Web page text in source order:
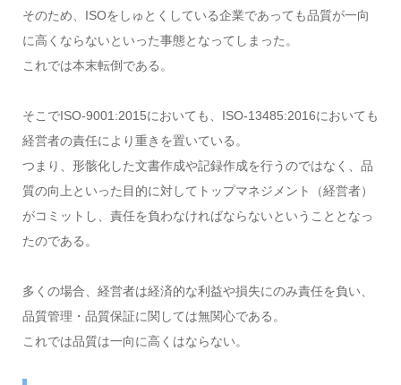
そのため、ISOをしゅとくしている企業であっても品質が一向
に高くならないといった事態となってしまった。
これでは本末転倒である。
そこでISO-9001:2015においても、ISO-13485:2016においても
経営者の責任により重きを置いている。
つまり、形骸化した文書作成や記録作成を行うのではなく、品
質の向上といった目的に対してトップマネジメント（経営者）
がコミットし、責任を負わなければならないということとなっ
たのである。
多くの場合、経営者は経済的な利益や損失にのみ責任を負い、
品質管理・品質保証に関しては無関心である。
これでは品質は一向に高くはならない。